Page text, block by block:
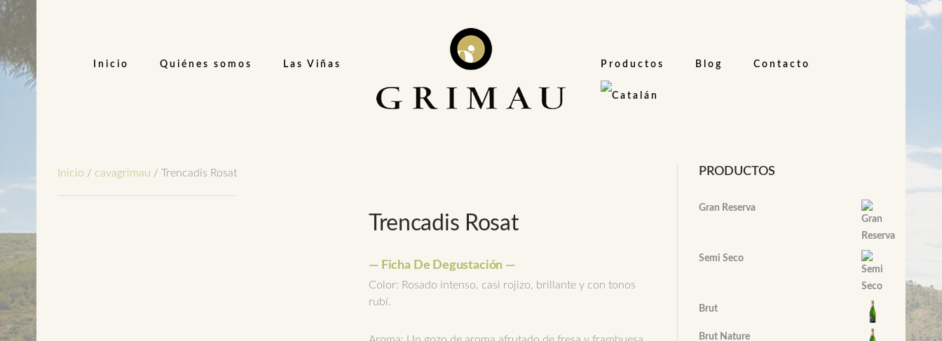
Inicio Quiénes somos Las Viñas Productos Blog Contacto
Inicio / cavagrimau / Trencadis Rosat
Trencadis Rosat
— Ficha De Degustación —
Color: Rosado intenso, casi rojizo, brillante y con tonos
rubí.
PRODUCTOS
Gran Reserva
Semi Seco
Brut
Brut Nature